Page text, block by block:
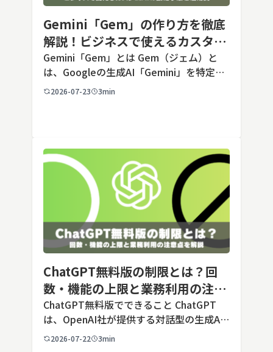
Gemini「Gem」の作り方を徹底
解説！ビジネスで使えるカスタム
AIの設定手順と活用例
Gemini「Gem」とは Gem（ジェム）と
は、Googleの生成AI「Gemini」を特定の
用途に合わせてカスタマイズできる機能で
2026-07-23 3min
ChatGPT無料版の制限とは？回
数・機能の上限と業務利用の注意
点を解説【2026年最新】
ChatGPT無料版でできること ChatGPT
は、OpenAI社が提供する対話型の生成AI
サービスです。アカウントを登録すれば無
2026-07-22 3min